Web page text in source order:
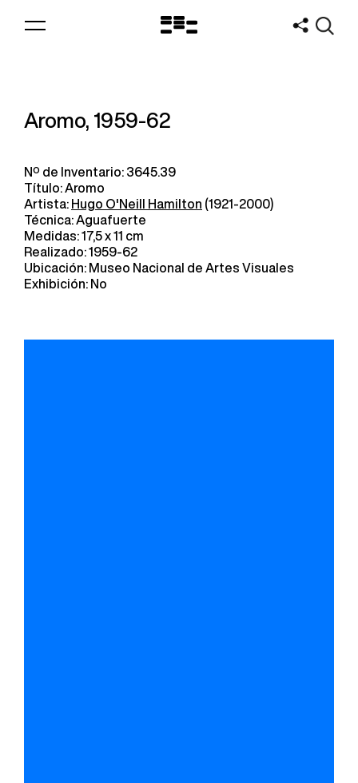
Logo
Aromo, 1959-62
Nº de Inventario: 3645.39
Título: Aromo
Artista: Hugo O'Neill Hamilton (1921-2000)
Técnica: Aguafuerte
Medidas: 17,5 x 11 cm
Realizado: 1959-62
Ubicación: Museo Nacional de Artes Visuales
Exhibición: No